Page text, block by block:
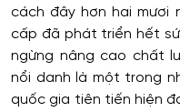
cách đây hơn hai mươi
cấp đã phát triển hết
ngừng nâng cao chất
nổi danh là một trong
quốc gia tiên tiến hiện